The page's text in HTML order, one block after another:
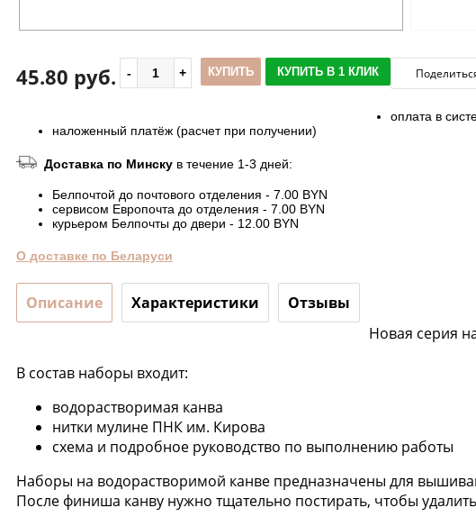
45.80 руб. КУПИТЬ КУПИТЬ В 1 КЛИК
оплата в
наложенный платёж (расчет при получении)
Доставка по Минску в течение 1-3 дней:
Белпочтой до почтового отделения - 7.00 BYN
сервисом Европочта до отделения - 7.00 BYN
курьером Белпочты до двери - 12.00 BYN
О доставке по Беларуси
Описание Характеристики Отзывы
Новая серия
В состав наборы входит:
водорастворимая канва
нитки мулине ПНК им. Кирова
схема и подробное руководство по выполнению работы
Наборы на водорастворимой канве предназначены для
После финиша канву нужно тщательно постирать, чтобы